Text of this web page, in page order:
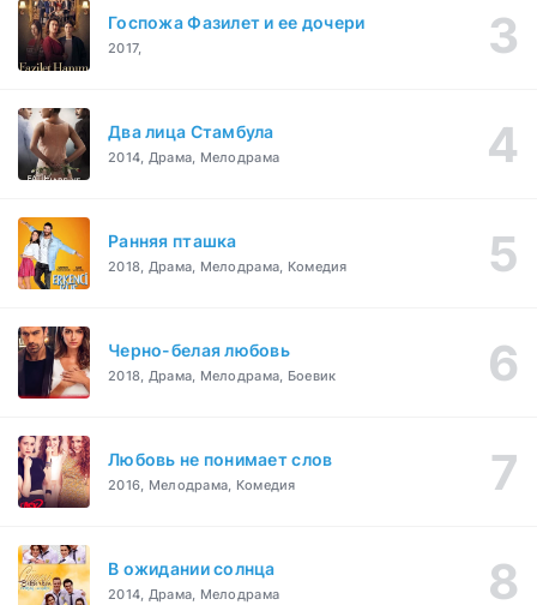
Госпожа Фазилет и ее дочери
2017,
Два лица Стамбула
2014, Драма, Мелодрама
Ранняя пташка
2018, Драма, Мелодрама, Комедия
Черно-белая любовь
2018, Драма, Мелодрама, Боевик
Любовь не понимает слов
2016, Мелодрама, Комедия
В ожидании солнца
2014, Драма, Мелодрама